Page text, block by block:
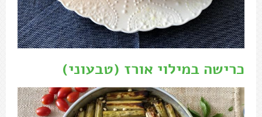
כרישה במילוי אורז (טבעוני)